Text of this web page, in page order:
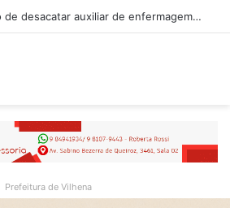
Homem é acusado de desacatar auxiliar de enfermagem no Hospital Regional de Vilhena
Prefeitura de Vilhena